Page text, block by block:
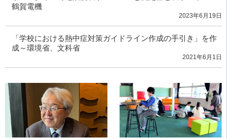
鶴賀電機
2023年6月19日
「学校における熱中症対策ガイドライン作成の手引き」を作
成～環境省、文科省
2021年6月1日